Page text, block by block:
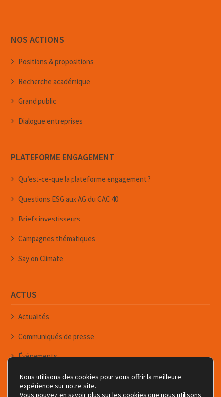
NOS ACTIONS
Positions & propositions
Recherche académique
Grand public
Dialogue entreprises
PLATEFORME ENGAGEMENT
Qu’est-ce-que la plateforme engagement ?
Questions ESG aux AG du CAC 40
Briefs investisseurs
Campagnes thématiques
Say on Climate
ACTUS
Actualités
Communiqués de presse
Événements
Newsletters
Nous utilisons des cookies pour vous offrir la meilleure
expérience sur notre site.
Vous pouvez en savoir plus sur les cookies que nous utilisons